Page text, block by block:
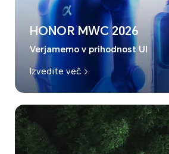
HONOR MWC 2026
Verjamemo v prihodnost UI
Izvedite več